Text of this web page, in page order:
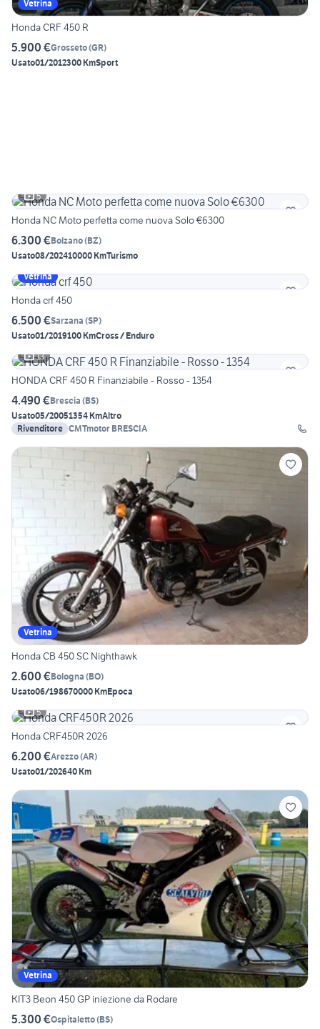
Vetrina
Honda CRF 450 R
5.900 €Grosseto(GR)
Usato01/2012300 KmSport
5
Honda NC Moto perfetta come nuova Solo €6300
6.300 €Bolzano(BZ)
Usato08/202410000 KmTurismo
Vetrina
Honda crf 450
6.500 €Sarzana (SP)
Usato01/2019100 KmCross / Enduro
13
HONDA CRF 450 R Finanziabile - Rosso - 1354
4.490 €Brescia (BS)
Usato05/20051354 KmAltro
Rivenditore CMTmotor BRESCIA
Vetrina
Honda CB 450 SC Nighthawk
2.600 €Bologna (BO)
Usato06/198670000 KmEpoca
5
Honda CRF450R 2026
6.200 €Arezzo(AR)
Usato01/202640 Km
Vetrina
KIT3 Beon 450 GP iniezione da Rodare
5.300 €Ospitaletto(BS)